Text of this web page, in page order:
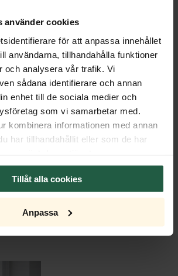
använder cookies
för att anpassa innehållet
användarna, tillhandahålla funktioner
och analysera vår trafik. Vi
sådana identifierare och annan
enhet till de sociala medier och
som vi samarbetar med.
kombinera informationen med annan
har tillhandahållit eller som de har
Tillåt alla cookies
Anpassa